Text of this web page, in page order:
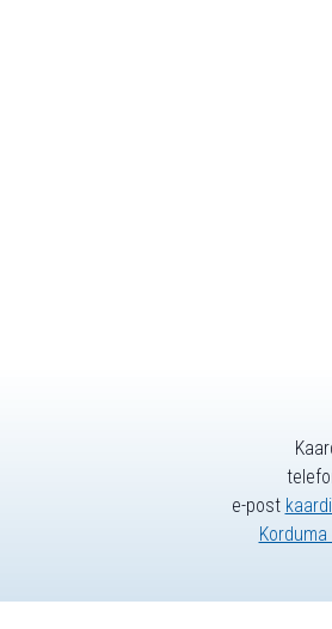
e-post